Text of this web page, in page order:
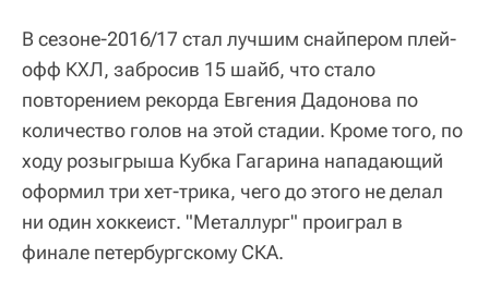
В сезоне-2016/17 стал лучшим снайпером плей-
офф КХЛ, забросив 15 шайб, что стало
повторением рекорда Евгения Дадонова по
количество голов на этой стадии. Кроме того, по
ходу розыгрыша Кубка Гагарина нападающий
оформил три хет-трика, чего до этого не делал
ни один хоккеист. "Металлург" проиграл в
финале петербургскому СКА.